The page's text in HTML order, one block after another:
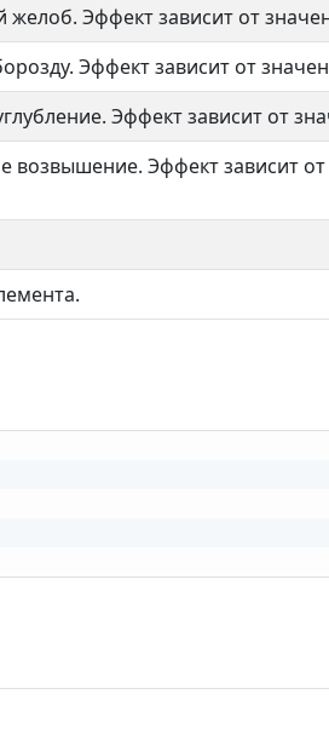
Эффект зависит от
Эффект зависит от
Эффект зависит от
возвышение. Эффект зависит от